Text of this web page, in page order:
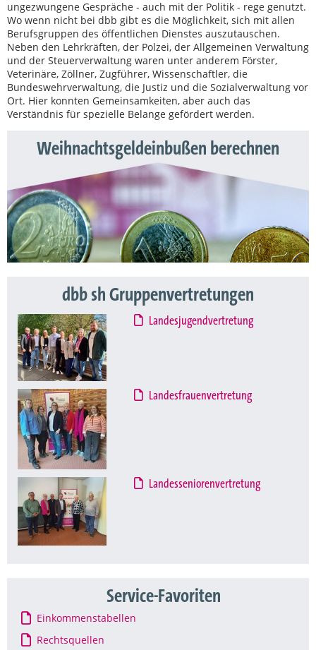
ungezwungene Gespräche - auch mit der Politik - rege genutzt.
Wo wenn nicht bei dbb gibt es die Möglichkeit, sich mit allen
Berufsgruppen des öffentlichen Dienstes auszutauschen.
Neben den Lehrkräften, der Polzei, der Allgemeinen Verwaltung
und der Steuerverwaltung waren unter anderem Förster,
Veterinäre, Zöllner, Zugführer, Wissenschaftler, die
Bundeswehrverwaltung, die Justiz und die Sozialverwaltung vor
Ort. Hier konnten Gemeinsamkeiten, aber auch das
Verständnis für spezielle Belange gefördert werden.
Weihnachtsgeldeinbußen berechnen
dbb sh Gruppenvertretungen
Landesjugendvertretung
Landesfrauenvertretung
Landesseniorenvertretung
Service-Favoriten
Einkommenstabellen
Rechtsquellen